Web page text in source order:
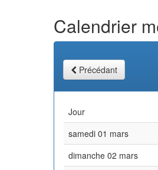
Calendrier
Précédant
Jour
samedi 01 mars
dimanche 02 mars